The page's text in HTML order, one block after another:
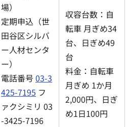
場）
定期申込（世
田谷区シルバ
ー人材センタ
ー）
電話番号03-3
425-7195 フ
ァクシミリ 03
-3425-7196
収容台数：自
転車 月ぎめ34
台、日ぎめ49
台
料金：自転車
月ぎめ 1か月
2,000円、日ぎ
め1日100円